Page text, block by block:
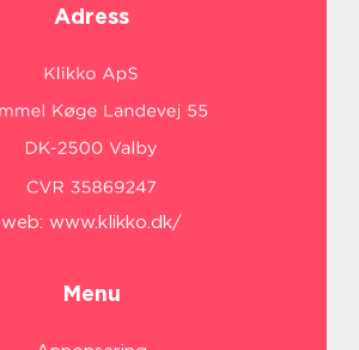
Adress
web: www.klikko.dk/
Menu